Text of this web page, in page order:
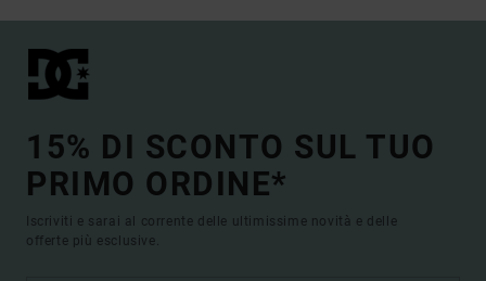
15% DI SCONTO SUL TUO
PRIMO ORDINE*
Iscriviti e sarai al corrente delle ultimissime novità e delle
offerte più esclusive.